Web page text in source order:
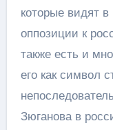
которые видят
оппозиции к
также есть и
его как символ
Зюганова в